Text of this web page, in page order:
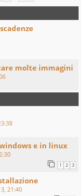
molte immagini
e in linux
1 2 3
21:40